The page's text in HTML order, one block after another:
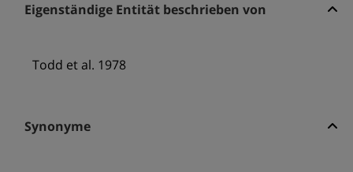
Eigenständige Entität beschrieben von
Todd et al. 1978
Synonyme